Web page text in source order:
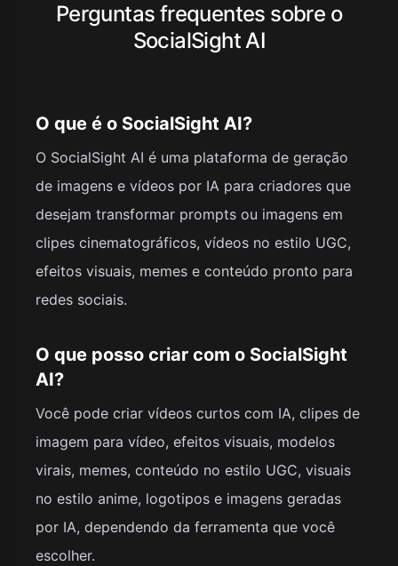
Perguntas frequentes sobre o
SocialSight AI
O que é o SocialSight AI?
O SocialSight AI é uma plataforma de geração
de imagens e vídeos por IA para criadores que
desejam transformar prompts ou imagens em
clipes cinematográficos, vídeos no estilo UGC,
efeitos visuais, memes e conteúdo pronto para
redes sociais.
O que posso criar com o SocialSight
AI?
Você pode criar vídeos curtos com IA, clipes de
imagem para vídeo, efeitos visuais, modelos
virais, memes, conteúdo no estilo UGC, visuais
no estilo anime, logotipos e imagens geradas
por IA, dependendo da ferramenta que você
escolher.